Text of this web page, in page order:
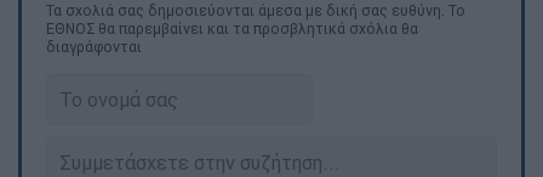
Τα σχολιά σας δημοσιεύονται άμεσα με δική σας ευθύνη. Το
ΕΘΝΟΣ θα παρεμβαίνει και τα προσβλητικά σχόλια θα
διαγράφονται